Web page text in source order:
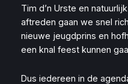
Tim d’n Urste en
aftreden gaan we snel
nieuwe jeugdprins en
een knal feest kunnen
Dus iedereen in de